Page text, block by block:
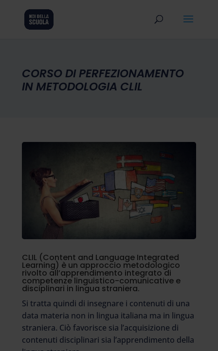
CORSO DI PERFEZIONAMENTO
IN METODOLOGIA CLIL
CLIL (Content and Language Integrated
Learning) è un approccio metodologico
rivolto all’apprendimento integrato di
competenze linguistico-comunicative e
disciplinari in lingua straniera.
Si tratta quindi di insegnare i contenuti di una
data materia non in lingua italiana ma in lingua
straniera. Ciò favorisce sia l’acquisizione di
contenuti disciplinari sia l’apprendimento della